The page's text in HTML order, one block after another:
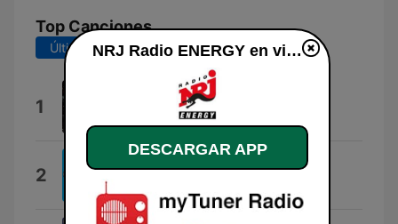
Top Canciones
Últimos 7 días Últimos 30 días
1
2 Loco
NRJ Radio ENERGY en vivo
DESCARGAR APP